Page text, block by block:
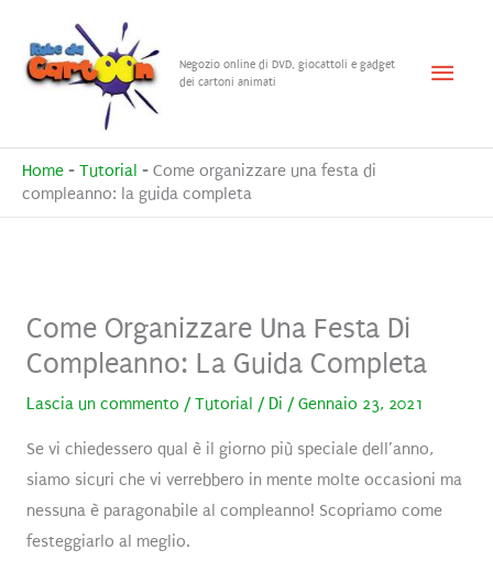
contenuto
Negozio online di DVD, giocattoli e gadget
dei cartoni animati
Menu
Home - Tutorial - Come organizzare una festa di
compleanno: la guida completa
Come Organizzare Una Festa Di
Compleanno: La Guida Completa
Lascia un commento / Tutorial / Di / Gennaio 23, 2021
Se vi chiedessero qual è il giorno più speciale dell’anno,
siamo sicuri che vi verrebbero in mente molte occasioni ma
nessuna è paragonabile al compleanno! Scopriamo come
festeggiarlo al meglio.